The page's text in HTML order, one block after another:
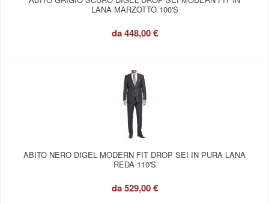
LANA MARZOTTO 100'S
da448,00 €
ABITO NERO DIGEL MODERN FIT DROP SEI IN PURA LANA
REDA 110'S
da529,00 €